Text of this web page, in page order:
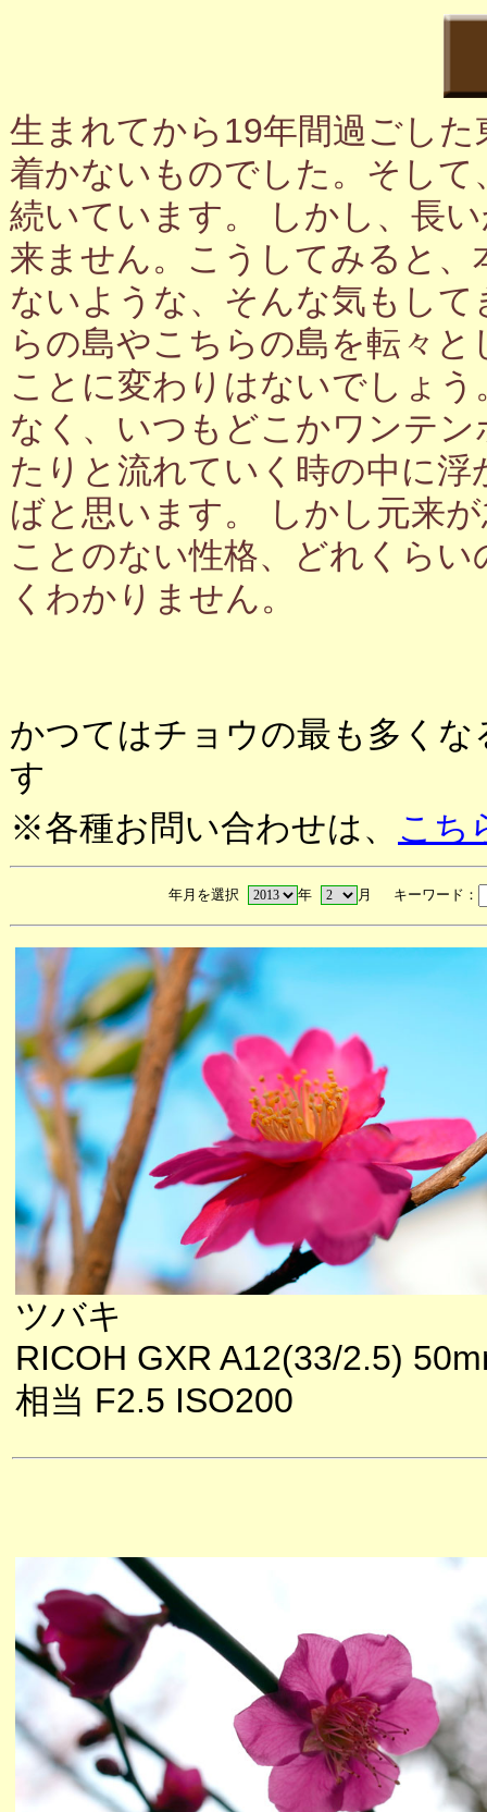
生まれてから19年間過ごし
着かないものでした。そし
続いています。 しかし、長
来ません。こうしてみると
ないような、そんな気もし
らの島やこちらの島を転々
ことに変わりはないでしょ
なく、いつもどこかワンテ
たりと流れていく時の中に
ばと思います。 しかし元来
ことのない性格、どれくら
くわかりません。
かつてはチョウの最も多く
す
※各種お問い合わせは、 こち
年月を選択 年 月 キーワード：
ツバキ
RICOH GXR A12(33/2.5)
相当 F2.5 ISO200